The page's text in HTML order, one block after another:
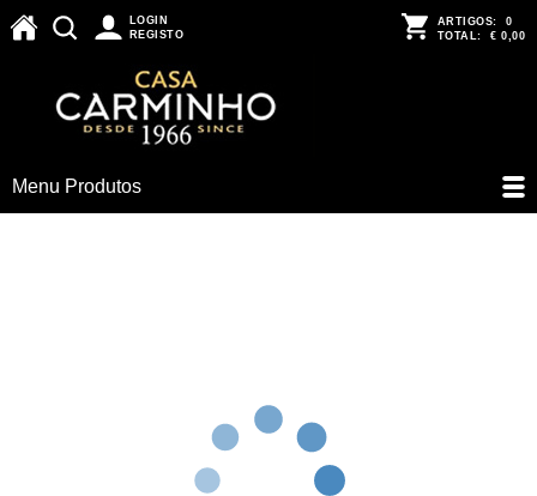
LOGIN
REGISTO
ARTIGOS: 0
TOTAL: € 0,00
Menu Produtos